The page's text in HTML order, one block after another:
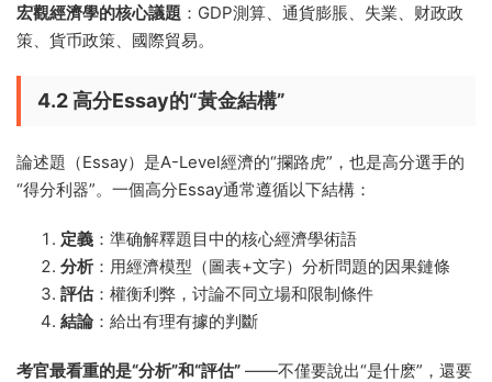
宏觀經濟學的核心議題 ：GDP測算、通貨膨脹、失業、财政政
策、貨币政策、國際貿易。
4.2 高分Essay的“黃金結構”
論述題（Essay）是A-Level經濟的“攔路虎”，也是高分選手的
“得分利器”。一個高分Essay通常遵循以下結構：
定義 ：準确解釋題目中的核心經濟學術語
分析 ：用經濟模型（圖表+文字）分析問題的因果鏈條
評估：權衡利弊，讨論不同立場和限制條件
結論：給出有理有據的判斷
考官最看重的是“分析”和“評估” ——不僅要說出“是什麽”，還要